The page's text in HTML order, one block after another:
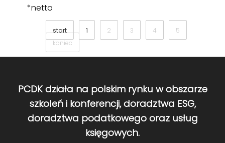
*netto
start 1 2 3 4
5
koniec
PCDK działa na polskim rynku w obszarze
szkoleń i konferencji, doradztwa ESG,
doradztwa podatkowego oraz usług
księgowych.